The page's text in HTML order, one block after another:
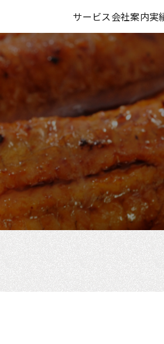
サービス会社案内実